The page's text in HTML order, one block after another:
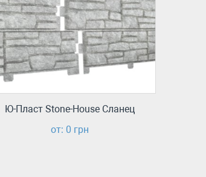
Ю-Пласт Stone-House Сланец
от: 0 грн